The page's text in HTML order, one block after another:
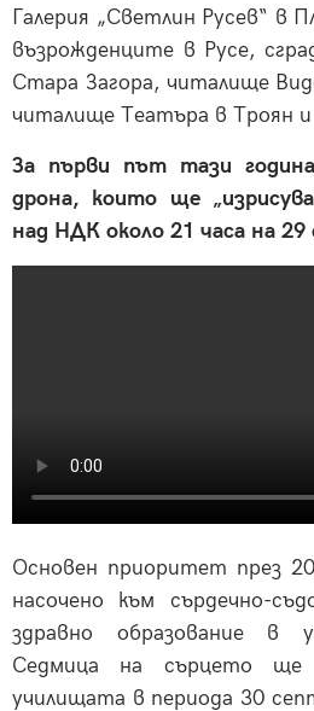
Галерия „Светлин Русев“ в
възрожденците в Русе,
Стара Загора, читалище
читалище Театъра в Троян
За първи път тази
дрона, които ще
над НДК около 21 часа на
Основен приоритет през
насочено към сърдечно-
здравно образование в
Седмица на сърцето ще
училищата в периода 30